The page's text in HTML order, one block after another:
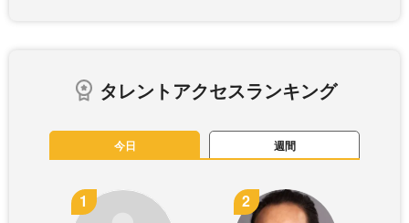
タレントアクセスランキング
今日 週間